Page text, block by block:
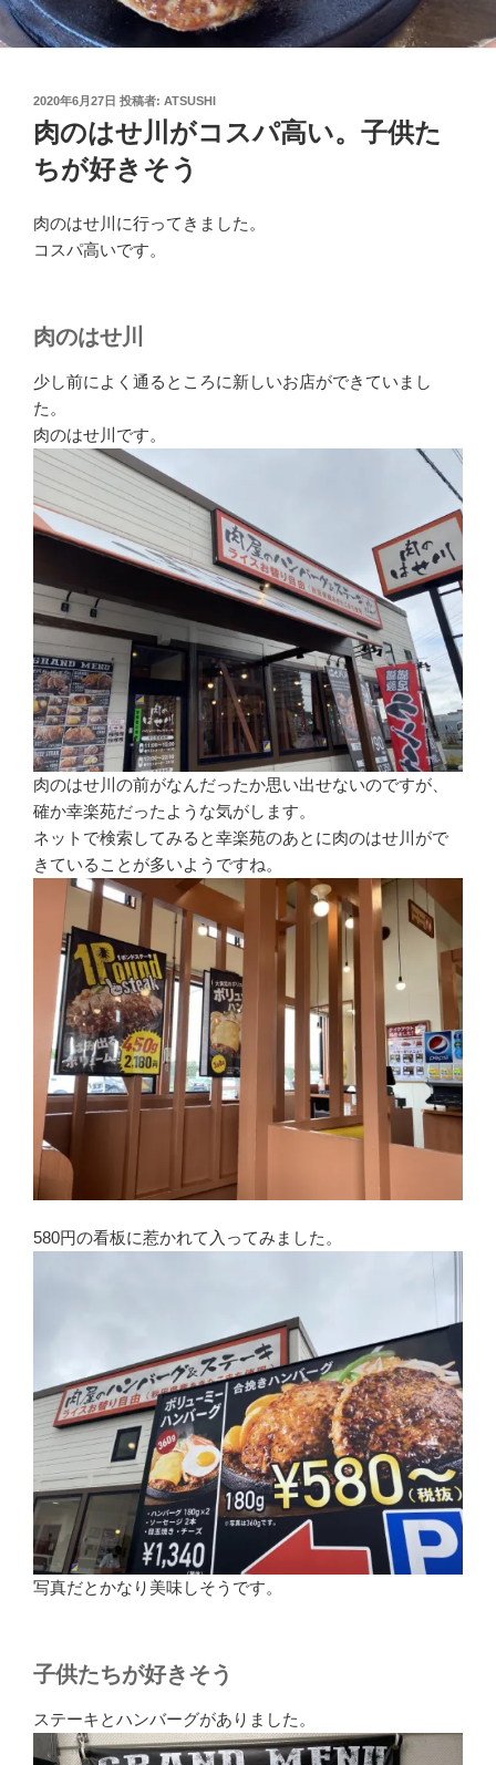
投
日:
2020年6月27日 投稿者: ATSUSHI
肉のはせ川がコスパ高い。子供た
ちが好きそう
肉のはせ川に行ってきました。
コスパ高いです。
肉のはせ川
少し前によく通るところに新しいお店ができていまし
た。
肉のはせ川です。
肉のはせ川の前がなんだったか思い出せないのですが、
確か幸楽苑だったような気がします。
ネットで検索してみると幸楽苑のあとに肉のはせ川がで
きていることが多いようですね。
580円の看板に惹かれて入ってみました。
写真だとかなり美味しそうです。
子供たちが好きそう
ステーキとハンバーグがありました。